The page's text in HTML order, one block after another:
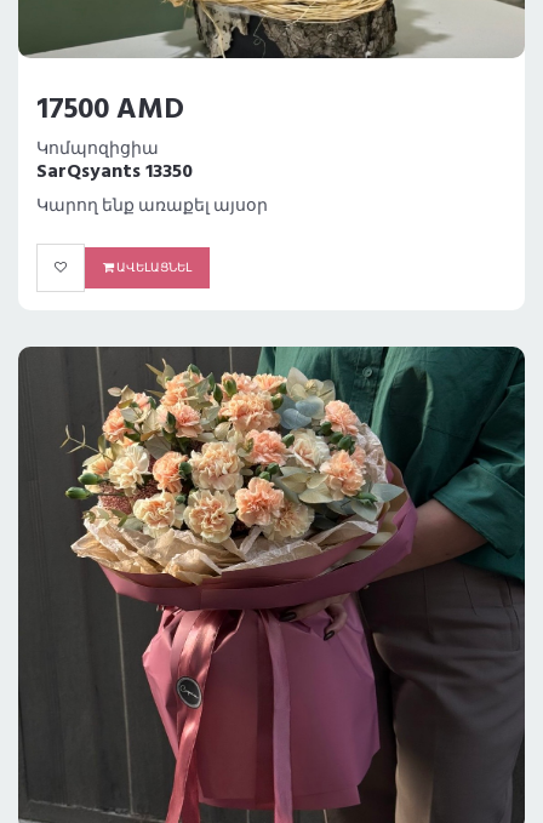
17500 AMD
Կոմպոզիցիա
SarQsyants 13350
Կարող ենք առաքել այսօր
ԱՎԵԼԱՑՆԵԼ